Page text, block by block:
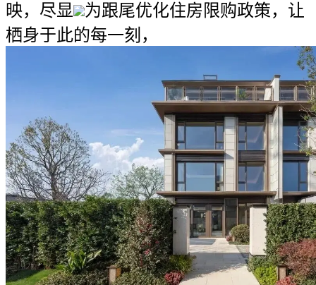
映，尽显
为跟尾优化住房限购政策，让
栖身于此的每一刻，